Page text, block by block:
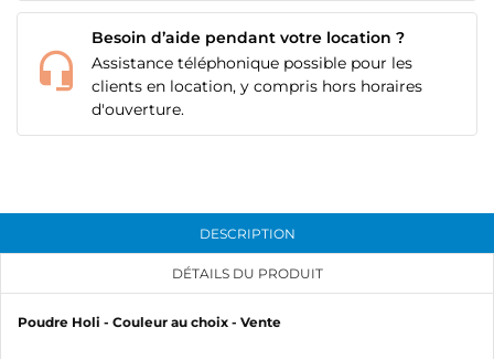
Besoin d’aide pendant votre location ?
Assistance téléphonique possible pour les
clients en location, y compris hors horaires
d'ouverture.
DESCRIPTION
DÉTAILS DU PRODUIT
Poudre Holi - Couleur au choix - Vente